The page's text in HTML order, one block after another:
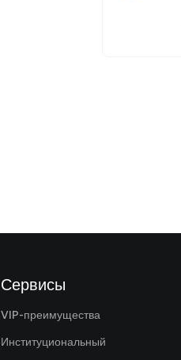
Сервисы
VIP-преимущества
Институциональный